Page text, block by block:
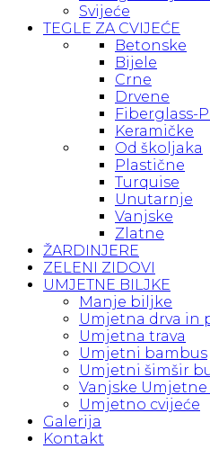
Svijeće
TEGLE ZA CVIJEĆE
Betonske
Bijele
Crne
Drvene
Fiberglass-
Keramičke
Od školjaka
Plastične
Turquise
Unutarnje
Vanjske
Zlatne
ŽARDINJERE
ZELENI ZIDOVI
UMJETNE BILJKE
Manje biljke
Umjetna drva in
Umjetna trava
Umjetni bambus
Umjetni šimšir
Vanjske
Umjetno cvijeće
Galerija
Kontakt